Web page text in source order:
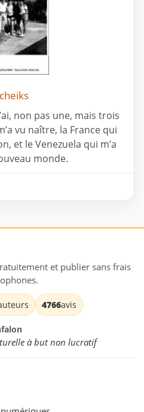
non pas une, mais trois
vu naître, la France qui
et le Venezuela qui m’a
monde.
et publier sans frais
4766avis
à but non lucratif